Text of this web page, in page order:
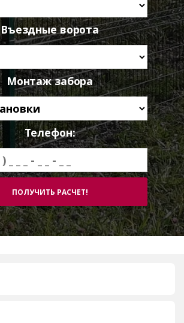
Въездные ворота
Монтаж забора
Телефон: